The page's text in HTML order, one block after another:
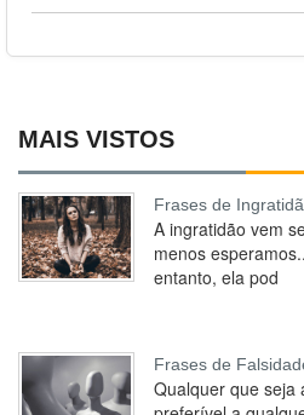
MAIS VISTOS
Frases de
A ingratidão vem
menos
entanto, ela pod
Frases de
Qualquer que seja